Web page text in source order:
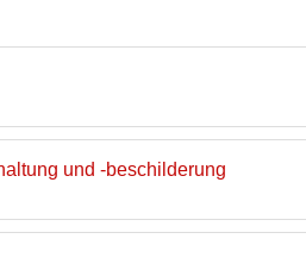
und -beschilderung